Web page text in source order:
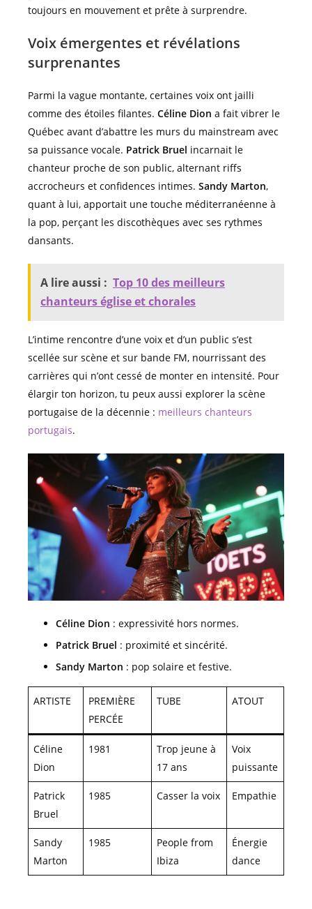
toujours en mouvement et prête à surprendre.
Voix émergentes et révélations
surprenantes
Parmi la vague montante, certaines voix ont jailli
comme des étoiles filantes. Céline Dion a fait vibrer le
Québec avant d’abattre les murs du mainstream avec
sa puissance vocale. Patrick Bruel incarnait le
chanteur proche de son public, alternant riffs
accrocheurs et confidences intimes. Sandy Marton,
quant à lui, apportait une touche méditerranéenne à
la pop, perçant les discothèques avec ses rythmes
dansants.
A lire aussi : Top 10 des meilleurs
chanteurs église et chorales
L’intime rencontre d’une voix et d’un public s’est
scellée sur scène et sur bande FM, nourrissant des
carrières qui n’ont cessé de monter en intensité. Pour
élargir ton horizon, tu peux aussi explorer la scène
portugaise de la décennie : meilleurs chanteurs
portugais.
Céline Dion : expressivité hors normes.
Patrick Bruel : proximité et sincérité.
Sandy Marton : pop solaire et festive.
ARTISTE
PREMIÈRE
PERCÉE
TUBE ATOUT
Céline
Dion
1981
Trop jeune à
17 ans
Voix
puissante
Patrick
Bruel
1985 Casser la voix Empathie
Sandy
Marton
1985
People from
Ibiza
Énergie
dance